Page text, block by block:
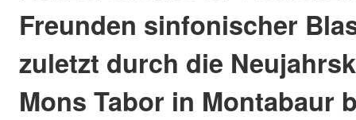
Freunden sinfonischer
zuletzt durch die
Mons Tabor in Montabaur